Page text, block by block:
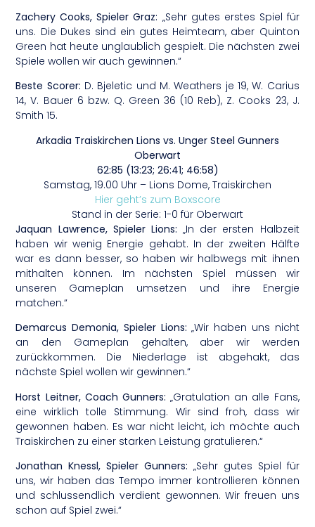
Zachery Cooks, Spieler Graz: „Sehr gutes erstes Spiel für
uns. Die Dukes sind ein gutes Heimteam, aber Quinton
Green hat heute unglaublich gespielt. Die nächsten zwei
Spiele wollen wir auch gewinnen.“
Beste Scorer: D. Bjeletic und M. Weathers je 19, W. Carius
14, V. Bauer 6 bzw. Q. Green 36 (10 Reb), Z. Cooks 23, J.
Smith 15.
Arkadia Traiskirchen Lions vs. Unger Steel Gunners
Oberwart
62:85 (13:23; 26:41; 46:58)
Samstag, 19.00 Uhr – Lions Dome, Traiskirchen
Hier geht’s zum Boxscore
Stand in der Serie: 1-0 für Oberwart
Jaquan Lawrence, Spieler Lions:„In der ersten Halbzeit
haben wir wenig Energie gehabt. In der zweiten Hälfte
war es dann besser, so haben wir halbwegs mit ihnen
mithalten können. Im nächsten Spiel müssen wir
unseren Gameplan umsetzen und ihre Energie
matchen.“
Demarcus Demonia, Spieler Lions: „Wir haben uns nicht
an den Gameplan gehalten, aber wir werden
zurückkommen. Die Niederlage ist abgehakt, das
nächste Spiel wollen wir gewinnen.“
Horst Leitner, Coach Gunners:„Gratulation an alle Fans,
eine wirklich tolle Stimmung. Wir sind froh, dass wir
gewonnen haben. Es war nicht leicht, ich möchte auch
Traiskirchen zu einer starken Leistung gratulieren.“
Jonathan Knessl, Spieler Gunners: „Sehr gutes Spiel für
uns, wir haben das Tempo immer kontrollieren können
und schlussendlich verdient gewonnen. Wir freuen uns
schon auf Spiel zwei.“